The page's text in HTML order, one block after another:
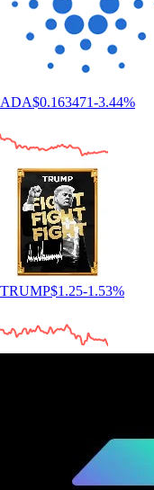
ADA$0.163471-3.44%
TRUMP$1.25-1.53%